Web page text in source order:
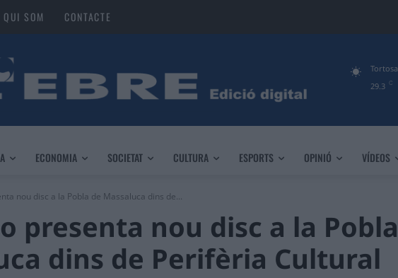
QUI SOM CONTACTE
29.3 C
Tortosa
ECONOMIA SOCIETAT CULTURA ESPORTS OPINIÓ VÍDEOS
nou disc a la Pobla de Massaluca dins de...
presenta nou disc a la Pobla
dins de Perifèria Cultural